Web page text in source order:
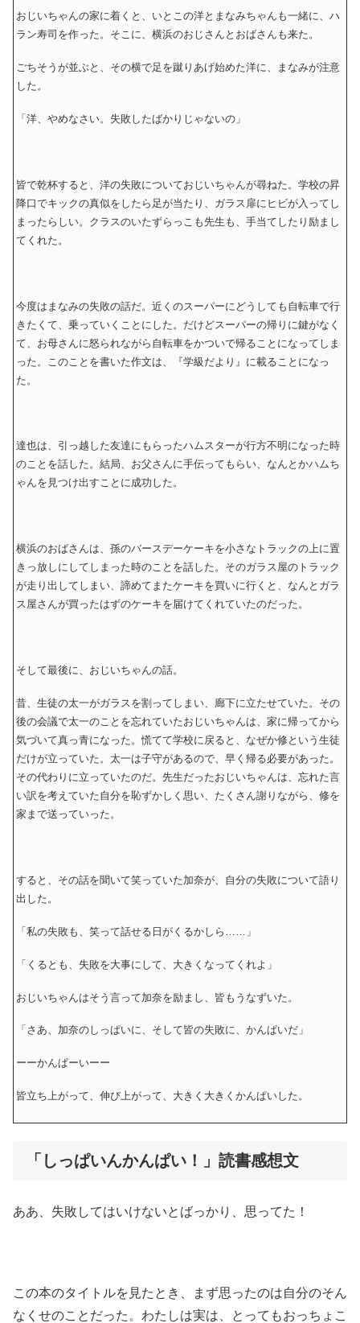
おじいちゃんの家に着くと、いとこの洋とまなみちゃんも一緒に、ハ
ラン寿司を作った。そこに、横浜のおじさんとおばさんも来た。
ごちそうが並ぶと、その横で足を蹴りあげ始めた洋に、まなみが注意
した。
「洋、やめなさい。失敗したばかりじゃないの」
皆で乾杯すると、洋の失敗についておじいちゃんが尋ねた。学校の昇
降口でキックの真似をしたら足が当たり、ガラス扉にヒビが入ってし
まったらしい。クラスのいたずらっこも先生も、手当てしたり励まし
てくれた。
今度はまなみの失敗の話だ。近くのスーパーにどうしても自転車で行
きたくて、乗っていくことにした。だけどスーパーの帰りに鍵がなく
て、お母さんに怒られながら自転車をかついで帰ることになってしま
った。このことを書いた作文は、『学級だより』に載ることになっ
た。
達也は、引っ越した友達にもらったハムスターが行方不明になった時
のことを話した。結局、お父さんに手伝ってもらい、なんとかハムち
ゃんを見つけ出すことに成功した。
横浜のおばさんは、孫のバースデーケーキを小さなトラックの上に置
きっ放しにしてしまった時のことを話した。そのガラス屋のトラック
が走り出してしまい、諦めてまたケーキを買いに行くと、なんとガラ
ス屋さんが買ったはずのケーキを届けてくれていたのだった。
そして最後に、おじいちゃんの話。
昔、生徒の太一がガラスを割ってしまい、廊下に立たせていた。その
後の会議で太一のことを忘れていたおじいちゃんは、家に帰ってから
気づいて真っ青になった。慌てて学校に戻ると、なぜか修という生徒
だけが立っていた。太一は子守があるので、早く帰る必要があった。
その代わりに立っていたのだ。先生だったおじいちゃんは、忘れた言
い訳を考えていた自分を恥ずかしく思い、たくさん謝りながら、修を
家まで送っていった。
すると、その話を聞いて笑っていた加奈が、自分の失敗について語り
出した。
「私の失敗も、笑って話せる日がくるかしら……」
「くるとも、失敗を大事にして、大きくなってくれよ」
おじいちゃんはそう言って加奈を励まし、皆もうなずいた。
「さあ、加奈のしっぱいに、そして皆の失敗に、かんぱいだ」
ーーかんぱーいーー
皆立ち上がって、伸び上がって、大きく大きくかんぱいした。
「しっぱいんかんぱい！」読書感想文
ああ、失敗してはいけないとばっかり、思ってた！
この本のタイトルを見たとき、まず思ったのは自分のそん
なくせのことだった。わたしは実は、とってもおっちょこ